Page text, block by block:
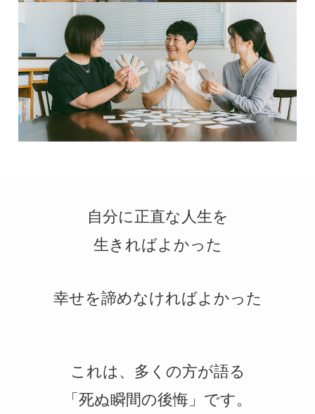
自分に正直な人生を
生きればよかった
幸せを諦めなければよかった
これは、多くの方が語る
「死ぬ瞬間の後悔」です。